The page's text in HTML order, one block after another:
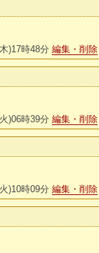
)17時48分 編集・削除
)06時39分 編集・削除
)10時09分 編集・削除